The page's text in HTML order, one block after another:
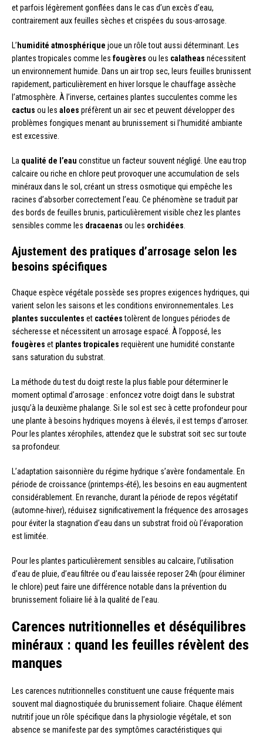
et parfois légèrement gonflées dans le cas d’un excès d’eau,
contrairement aux feuilles sèches et crispées du sous-arrosage.
L’humidité atmosphérique joue un rôle tout aussi déterminant. Les
plantes tropicales comme les fougères ou les calatheas nécessitent
un environnement humide. Dans un air trop sec, leurs feuilles brunissent
rapidement, particulièrement en hiver lorsque le chauffage assèche
l’atmosphère. À l’inverse, certaines plantes succulentes comme les
cactus ou les aloes préfèrent un air sec et peuvent développer des
problèmes fongiques menant au brunissement si l’humidité ambiante
est excessive.
La qualité de l’eau constitue un facteur souvent négligé. Une eau trop
calcaire ou riche en chlore peut provoquer une accumulation de sels
minéraux dans le sol, créant un stress osmotique qui empêche les
racines d’absorber correctement l’eau. Ce phénomène se traduit par
des bords de feuilles brunis, particulièrement visible chez les plantes
sensibles comme les dracaenas ou les orchidées
Ajustement des pratiques d’arrosage selon les
besoins spécifiques
Chaque espèce végétale possède ses propres exigences hydriques, qui
varient selon les saisons et les conditions environnementales. Les
plantes succulentes et cactéestolèrent de longues périodes de
sécheresse et nécessitent un arrosage espacé. À l’opposé, les
fougères et plantes tropicales requièrent une humidité constante
sans saturation du substrat.
La méthode du test du doigt reste la plus fiable pour déterminer le
moment optimal d’arrosage : enfoncez votre doigt dans le substrat
jusqu’à la deuxième phalange. Si le sol est sec à cette profondeur pour
une plante à besoins hydriques moyens à élevés, il est temps d’arroser.
Pour les plantes xérophiles, attendez que le substrat soit sec sur toute
sa profondeur.
L’adaptation saisonnière du régime hydrique s’avère fondamentale. En
période de croissance (printemps-été), les besoins en eau augmentent
considérablement. En revanche, durant la période de repos végétatif
(automne-hiver), réduisez significativement la fréquence des arrosages
pour éviter la stagnation d’eau dans un substrat froid où l’évaporation
est limitée.
Pour les plantes particulièrement sensibles au calcaire, l’utilisation
d’eau de pluie, d’eau filtrée ou d’eau laissée reposer 24h (pour éliminer
le chlore) peut faire une différence notable dans la prévention du
brunissement foliaire lié à la qualité de l’eau.
Carences nutritionnelles et déséquilibres
minéraux : quand les feuilles révèlent des
manques
Les carences nutritionnelles constituent une cause fréquente mais
souvent mal diagnostiquée du brunissement foliaire. Chaque élément
nutritif joue un rôle spécifique dans la physiologie végétale, et son
absence se manifeste par des symptômes caractéristiques qui